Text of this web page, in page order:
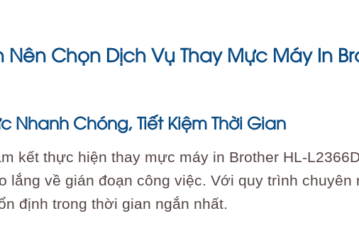
Nên Chọn Dịch Vụ Thay Mực Máy In
Nhanh Chóng, Tiết Kiệm Thời Gian
kết thực hiện thay mực máy in Brother HL-
lắng về gián đoạn công việc. Với quy trình
định trong thời gian ngắn nhất.